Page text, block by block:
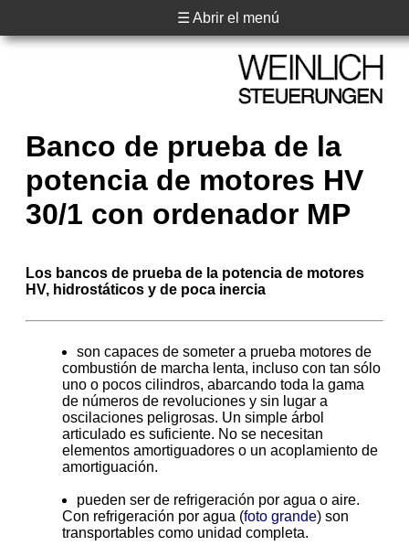
☰ Abrir el menú
Banco de prueba de la
potencia de motores HV
30/1 con ordenador MP
Los bancos de prueba de la potencia de motores
HV, hidrostáticos y de poca inercia
son capaces de someter a prueba motores de
combustión de marcha lenta, incluso con tan sólo
uno o pocos cilindros, abarcando toda la gama
de números de revoluciones y sin lugar a
oscilaciones peligrosas. Un simple árbol
articulado es suficiente. No se necesitan
elementos amortiguadores o un acoplamiento de
amortiguación.
pueden ser de refrigeración por agua o aire.
Con refrigeración por agua (foto grande) son
transportables como unidad completa.